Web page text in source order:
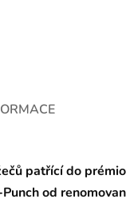
patřící do
od